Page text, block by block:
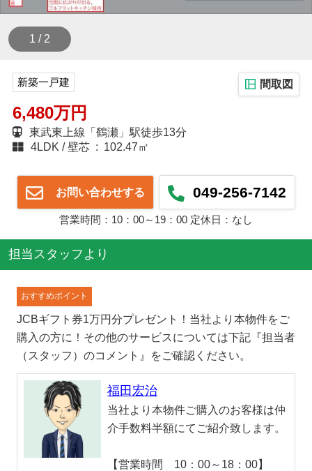
1 / 2
新築一戸建 間取図
6,480万円
東武東上線「鶴瀬」駅徒歩13分
4LDK
壁芯 : 102.47㎡
お問い合わせする 049-256-7142
営業時間：10：00～19：00 定休日：なし
担当スタッフより
おすすめポイント
JCBギフト券1万円分プレゼント！当社より本物件をご
購入の方に！その他のサービスについては下記『担当者
（スタッフ）のコメント』をご確認ください。
福田宏治
当社より本物件ご購入のお客様は仲
介手数料半額にてご紹介致します。
【営業時間 10：00～18：00】